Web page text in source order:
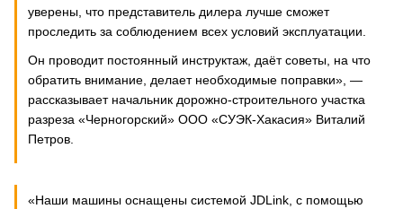
уверены, что представитель дилера лучше сможет
проследить за соблюдением всех условий эксплуатации.
Он проводит постоянный инструктаж, даёт советы, на что
обратить внимание, делает необходимые поправки», —
рассказывает начальник дорожно-строительного участка
разреза «Черногорский» ООО «СУЭК-Хакасия» Виталий
Петров.
«Наши машины оснащены системой JDLink, с помощью